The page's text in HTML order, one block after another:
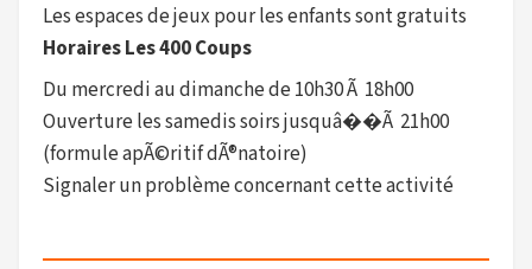
Les espaces de jeux pour les enfants sont gratuits
Horaires Les 400 Coups
Du mercredi au dimanche de 10h30 Ã 18h00
Ouverture les samedis soirs jusquâ��Ã 21h00
(formule apÃ©ritif dÃ®natoire)
Signaler un problème concernant cette activité